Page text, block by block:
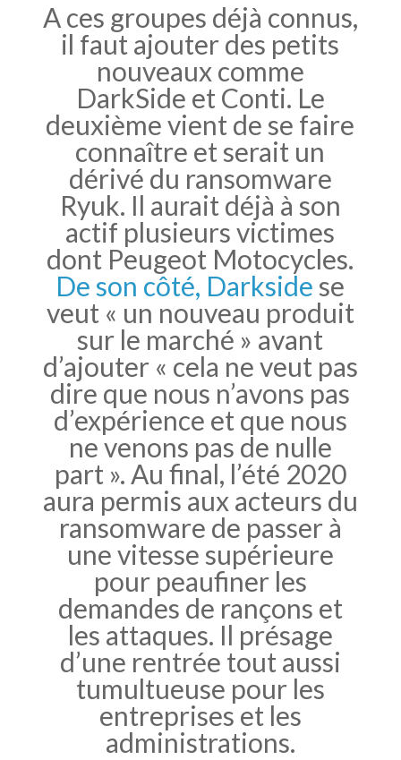
A ces groupes déjà connus,
il faut ajouter des petits
nouveaux comme
DarkSide et Conti. Le
deuxième vient de se faire
connaître et serait un
dérivé du ransomware
Ryuk. Il aurait déjà à son
actif plusieurs victimes
dont Peugeot Motocycles.
De son côté, Darkside se
veut « un nouveau produit
sur le marché » avant
d’ajouter « cela ne veut pas
dire que nous n’avons pas
d’expérience et que nous
ne venons pas de nulle
part ». Au final, l’été 2020
aura permis aux acteurs du
ransomware de passer à
une vitesse supérieure
pour peaufiner les
demandes de rançons et
les attaques. Il présage
d’une rentrée tout aussi
tumultueuse pour les
entreprises et les
administrations.